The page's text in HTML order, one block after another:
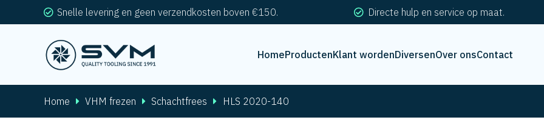
Snelle levering en geen verzendkosten boven €150. Directe hulp en service op maat.
HomeProductenKlant wordenDiversenOver onsContact
Home VHM frezen Schachtfrees HLS 2020-140